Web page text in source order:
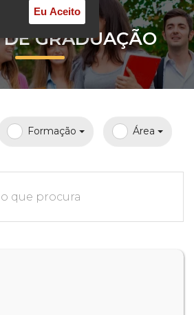
Transferência
Reingresso
Prouni
de pontualidade
acadêmico
DE GRADUAÇÃO
Formação Área
Eu Aceito